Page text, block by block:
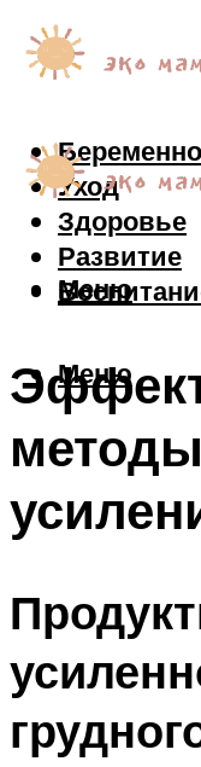
Уход
Здоровье
Развитие
Меню
Меню